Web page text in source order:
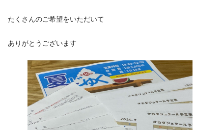
たくさんのご希望をいただいて
ありがとうございます